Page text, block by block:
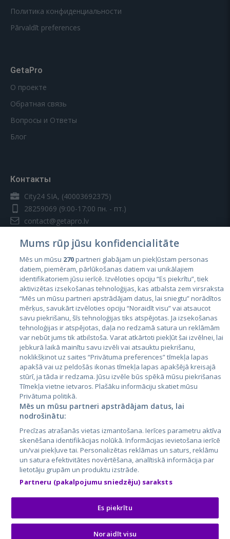
Политика конфиденциальности
Pārvaldīt preferences
GetaPro
О проекте
Обратная связь
Вопросы и Ответы
Блог
Контакты
City24 SIA, (40003692375)
28259069 (9:00-17:00 пн. - пт.)
contact@getapro.lv
Страны
Эстония
Латвия
Литва
City24.lv
City24.ee
GetaPro.lv
GetaPro.ee
Skelbiu.lt
Autoplius.lt
Aruodas.lt
CVbankas.lt
Kainos.lt
Paslaugos.lt
auto24.ee
Osta.ee
KuldneBörs.ee
Mums rūp jūsu konfidencialitāte
Mēs un mūsu 270partneri glabājam un piekļūstam personas
datiem, piemēram, pārlūkošanas datiem vai unikālajiem
identifikatoriem jūsu ierīcē. Izvēloties opciju “Es piekrītu”, tiek
aktivizētas izsekošanas tehnoloģijas, kas atbalsta zem virsraksta
“Mēs un mūsu partneri apstrādājam datus, lai sniegtu” norādītos
mērķus, savukārt izvēloties opciju “Noraidīt visu” vai atsaucot
savu piekrišanu, šīs tehnoloģijas tiks atspējotas. Ja izsekošanas
tehnoloģijas ir atspējotas, daļa no redzamā satura un reklāmām
var nebūt jums tik atbilstoša. Varat atkārtoti piekļūt šai izvēlnei, lai
jebkurā laikā mainītu savu izvēli vai atsauktu piekrišanu,
noklikšķinot uz saites “Privātuma preferences” tīmekļa lapas
apakšā vai uz peldošās ikonas tīmekļa lapas apakšējā kreisajā
stūrī, ja tāda ir redzama. Jūsu izvēle būs spēkā mūsu piekrišanas
Tīmekļa vietne ietvaros. Plašāku informāciju skatiet mūsu
Privātuma politikā.
Mēs un mūsu partneri apstrādājam datus, lai
nodrošinātu:
Precīzas atrašanās vietas izmantošana. Ierīces parametru aktīva
skenēšana identifikācijas nolūkā. Informācijas ievietošana ierīcē
un/vai piekļuve tai. Personalizētas reklāmas un saturs, reklāmu
un satura efektivitātes novērtēšana, analītiskā informācija par
lietotāju grupām un produktu izstrāde.
Partneru (pakalpojumu sniedzēju) saraksts
Es piekrītu
Noraidīt visu